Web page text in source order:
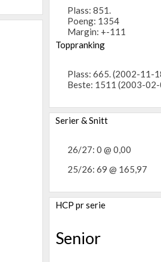
Plass: 851.
Poeng: 1354
Margin: +-111
Toppranking
Plass: 665. (2002-11-
Beste: 1511 (2003-
Serier & Snitt
26/27: 0 @ 0,00
25/26: 69 @ 165,97
HCP pr serie
Senior